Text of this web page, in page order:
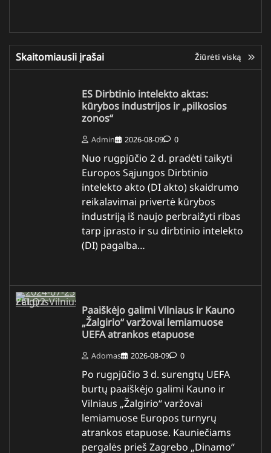
Skaitomiausii įrašai Žiūrėti viską
ES Dirbtinio intelekto aktas:
kūrybos industrijos ir „pilkosios
zonos“
Admin 2026-08-09 0
Nuo rugpjūčio 2 d. pradėti taikyti
Europos Sąjungos Dirbtinio
intelekto akto (DI akto) skaidrumo
reikalavimai privertė kūrybos
industriją iš naujo perbraižyti ribas
tarp įprasto ir su dirbtinio intelekto
(DI) pagalba…
Paaiškėjo galimi Vilniaus ir Kauno
„Žalgirio“ varžovai lemiamuose
UEFA atrankos etapuose
Adomas 2026-08-09 0
Po rugpjūčio 3 d. surengtų UEFA
burtų paaiškėjo galimi Kauno ir
Vilniaus „Žalgirio“ varžovai
lemiamuose Europos turnyrų
atrankos etapuose. Kauniečiams
pergalės prieš Zagrebo „Dinamo“